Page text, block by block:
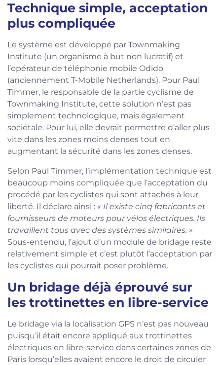
Technique simple, acceptation
plus compliquée
Le système est développé par Townmaking
Institute (un organisme à but non lucratif) et
l’opérateur de téléphonie mobile Odido
(anciennement T-Mobile Netherlands). Pour Paul
Timmer, le responsable de la partie cyclisme de
Townmaking Institute, cette solution n’est pas
simplement technologique, mais également
sociétale. Pour lui, elle devrait permettre d’aller plus
vite dans les zones moins denses tout en
augmentant la sécurité dans les zones denses.
Selon Paul Timmer, l’implémentation technique est
beaucoup moins compliquée que l’acceptation du
procédé par les cyclistes qui sont attachés à leur
liberté. Il déclare ainsi : « Il existe cinq fabricants et
fournisseurs de moteurs pour vélos électriques. Ils
travaillent tous avec des systèmes similaires. »
Sous-entendu, l’ajout d’un module de bridage reste
relativement simple et c’est plutôt l’acceptation par
les cyclistes qui pourrait poser problème.
Un bridage déjà éprouvé sur
les trottinettes en libre-service
Le bridage via la localisation GPS n’est pas nouveau
puisqu’il était encore appliqué aux trottinettes
électriques en libre-service dans certaines zones de
Paris lorsqu’elles avaient encore le droit de circuler